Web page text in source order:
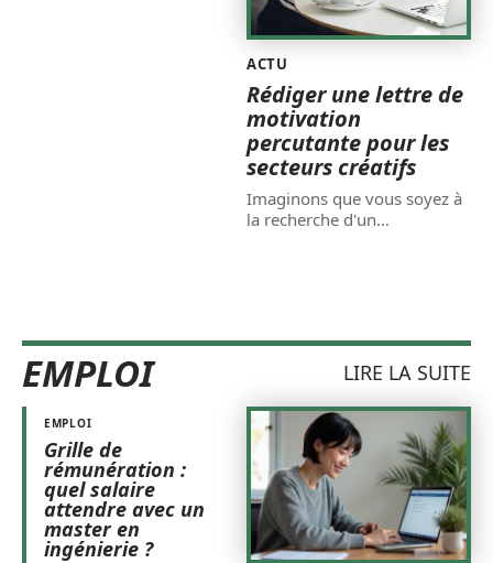
ACTU
Rédiger une lettre de
motivation
percutante pour les
secteurs créatifs
Imaginons que vous soyez à
la recherche d'un…
EMPLOI LIRE LA SUITE
EMPLOI
Grille de
rémunération :
quel salaire
attendre avec un
master en
ingénierie ?